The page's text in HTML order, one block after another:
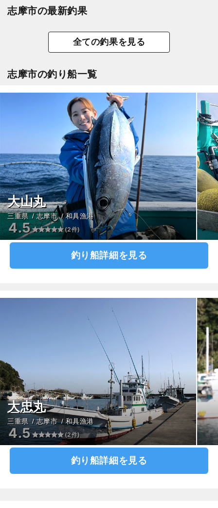
志摩市の最新釣果
全ての釣果を見る
志摩市の釣り船一覧
大山丸
三重県 志摩市 和具漁港
4.5 (2件)
釣り船詳細を見る
大忠丸
三重県 志摩市 和具漁港
4.5 (2件)
釣り船詳細を見る